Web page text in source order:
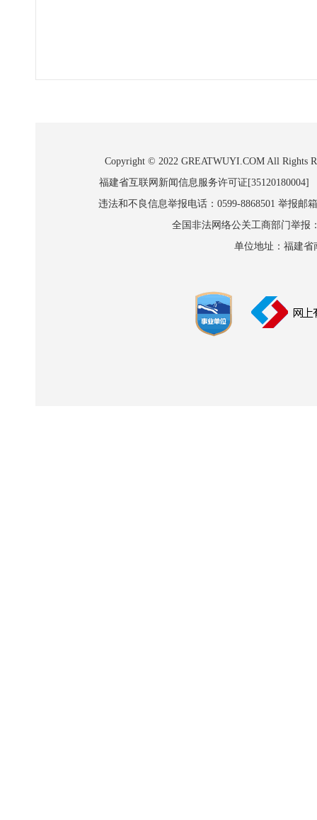
Copyright © 2022 GREATWUYI.COM All Rights
福建省互联网新闻信息服务许可证
违法和不良信息举报电话：0599-8868501 举报邮
全国非法网络公关工商部门举报
单位地址：福建省